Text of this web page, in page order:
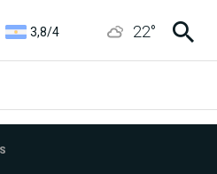
6850/ 22°